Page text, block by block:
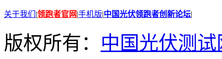
关于我们 |领跑者官网|手机版|中国光伏领跑者创新论坛|
版权所有： 中国光伏测试